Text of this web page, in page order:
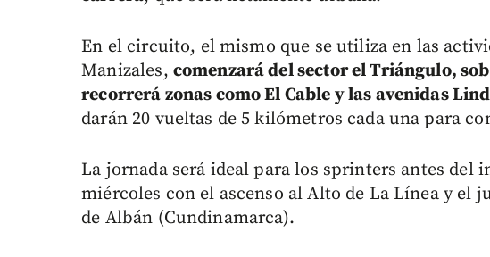
En el circuito, el mismo que se utiliza en las
Manizales, comenzará del sector el Triángulo,
recorrerá zonas como El Cable y las avenidas
darán 20 vueltas de 5 kilómetros cada una para
La jornada será ideal para los sprinters antes del
miércoles con el ascenso al Alto de La Línea y el
de Albán (Cundinamarca).